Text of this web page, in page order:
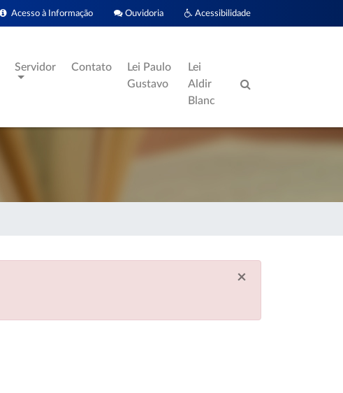
Acessibilidade
Ouvidoria
Acesso à Informação
Servidor Contato
Lei Paulo
Gustavo
Lei
Aldir
Blanc
×